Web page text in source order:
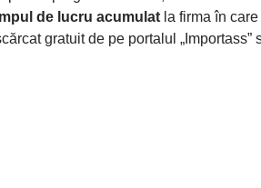
de lucru acumulat la firma în
gratuit de pe portalul „Importass”